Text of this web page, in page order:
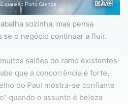
sozinha, mas pensa
se o negócio continuar a fluir.
salões do ramo existentes
que a concorrência é forte,
do Paul mostra-se confiante
quando o assunto é beleza